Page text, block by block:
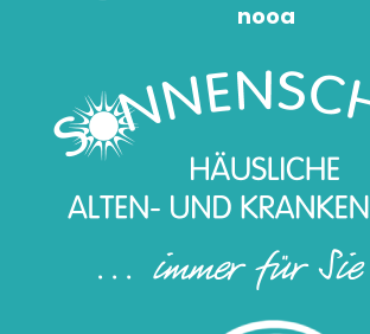
Über 1.000 erfolgreiche
nooa